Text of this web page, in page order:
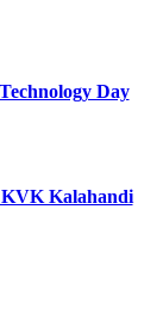
Day
KVK Kalahandi